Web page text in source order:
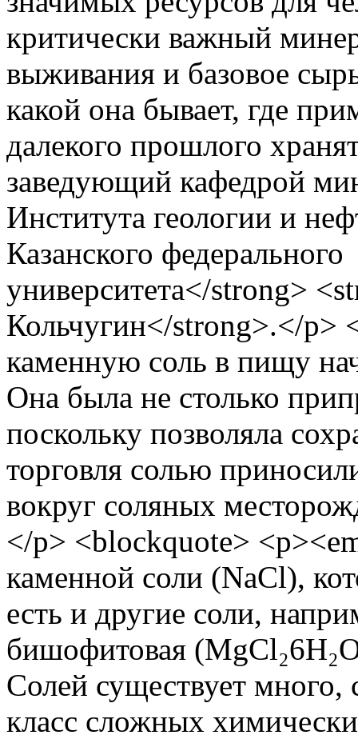
критически важный
выживания и базовое
какой она бывает, где
далекого прошлого
заведующий кафедрой
Института геологии и
Казанского федерального
университета</strong>
Кольчугин</strong>.</p>
каменную соль в пищу
Она была не столько
поскольку позволяла
торговля солью
вокруг соляных
</p> <blockquote>
каменной соли (NaCl),
есть и другие соли,
бишофитовая
Солей существует много,
класс сложных